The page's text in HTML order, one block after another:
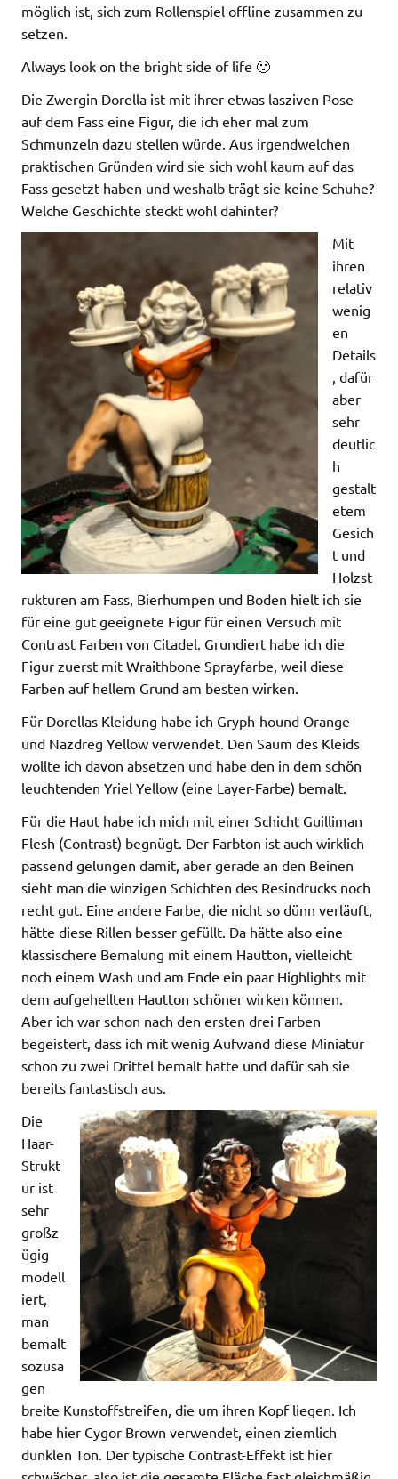
möglich ist, sich zum Rollenspiel offline zusammen zu
setzen.
Always look on the bright side of life 🙂
Die Zwergin Dorella ist mit ihrer etwas lasziven Pose
auf dem Fass eine Figur, die ich eher mal zum
Schmunzeln dazu stellen würde. Aus irgendwelchen
praktischen Gründen wird sie sich wohl kaum auf das
Fass gesetzt haben und weshalb trägt sie keine Schuhe?
Welche Geschichte steckt wohl dahinter?
Mit
ihren
relativ
wenig
en
Details
, dafür
aber
sehr
deutlic
h
gestalt
etem
Gesich
t und
Holzst
rukturen am Fass, Bierhumpen und Boden hielt ich sie
für eine gut geeignete Figur für einen Versuch mit
Contrast Farben von Citadel. Grundiert habe ich die
Figur zuerst mit Wraithbone Sprayfarbe, weil diese
Farben auf hellem Grund am besten wirken.
Für Dorellas Kleidung habe ich Gryph-hound Orange
und Nazdreg Yellow verwendet. Den Saum des Kleids
wollte ich davon absetzen und habe den in dem schön
leuchtenden Yriel Yellow (eine Layer-Farbe) bemalt.
Für die Haut habe ich mich mit einer Schicht Guilliman
Flesh (Contrast) begnügt. Der Farbton ist auch wirklich
passend gelungen damit, aber gerade an den Beinen
sieht man die winzigen Schichten des Resindrucks noch
recht gut. Eine andere Farbe, die nicht so dünn verläuft,
hätte diese Rillen besser gefüllt. Da hätte also eine
klassischere Bemalung mit einem Hautton, vielleicht
noch einem Wash und am Ende ein paar Highlights mit
dem aufgehellten Hautton schöner wirken können.
Aber ich war schon nach den ersten drei Farben
begeistert, dass ich mit wenig Aufwand diese Miniatur
schon zu zwei Drittel bemalt hatte und dafür sah sie
bereits fantastisch aus.
Die
Haar-
Strukt
ur ist
sehr
großz
ügig
modell
iert,
man
bemalt
sozusa
gen
breite Kunstoffstreifen, die um ihren Kopf liegen. Ich
habe hier Cygor Brown verwendet, einen ziemlich
dunklen Ton. Der typische Contrast-Effekt ist hier